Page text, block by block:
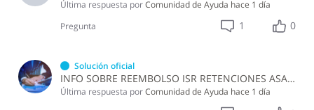
Última respuesta porComunidad de Ayuda hace 1 día
Pregunta
1 0
Solución oficial
INFO SOBRE REEMBOLSO ISR RETENCIONES ASALARIADOS
Última respuesta porComunidad de Ayuda hace 1 día